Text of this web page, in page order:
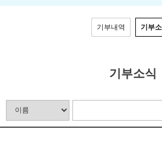
기부내역 기부
기부소식